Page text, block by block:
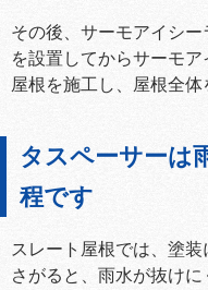
その後、サーモアイシ
を設置してからサーモ
屋根を施工し、屋根全体
タスペーサーは
程です
スレート屋根では、塗
さがると、雨水が抜け